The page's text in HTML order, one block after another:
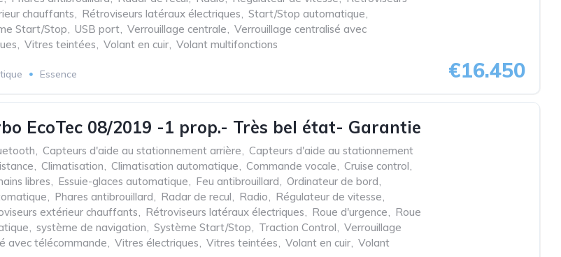
chauffants, Rétroviseurs latéraux électriques, Start/Stop automatique,
Start/Stop, USB port, Verrouillage centrale, Verrouillage centralisé avec
, Vitres teintées, Volant en cuir, Volant multifonctions
Essence €16.450
EcoTec 08/2019 -1 prop.- Très bel état- Garantie
, Capteurs d'aide au stationnement arrière, Capteurs d'aide au stationnement
, Climatisation, Climatisation automatique, Commande vocale, Cruise control,
libres, Essuie-glaces automatique, Feu antibrouillard, Ordinateur de bord,
, Phares antibrouillard, Radar de recul, Radio, Régulateur de vitesse,
extérieur chauffants, Rétroviseurs latéraux électriques, Roue d'urgence, Roue
, système de navigation, Système Start/Stop, Traction Control, Verrouillage
avec télécommande, Vitres électriques, Vitres teintées, Volant en cuir, Volant